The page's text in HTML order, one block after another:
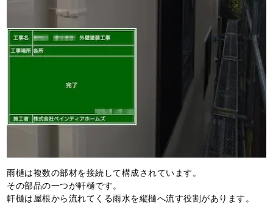
雨樋は複数の部材を接続して構成されています。
その部品の一つが軒樋です。
軒樋は屋根から流れてくる雨水を縦樋へ流す役割があります。